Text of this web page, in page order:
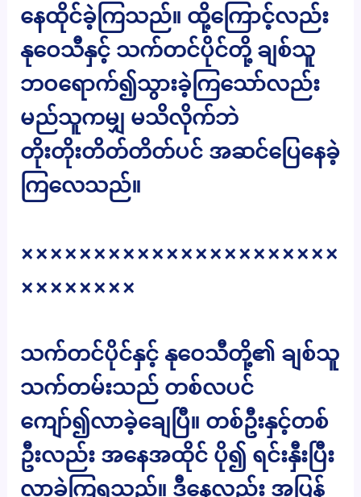
နေထိုင်ခဲ့ကြသည်။ ထို့ကြောင့်လည်း
နုဝေသီနှင့် သက်တင်ပိုင်တို့ ချစ်သူ
ဘဝရောက်၍သွားခဲ့ကြသော်လည်း
မည်သူကမျှ မသိလိုက်ဘဲ
တိုးတိုးတိတ်တိတ်ပင် အဆင်ပြေနေခဲ့
ကြလေသည်။
××××××××××××××××××××××
××××××××
သက်တင်ပိုင်နှင့် နုဝေသီတို့၏ ချစ်သူ
သက်တမ်းသည် တစ်လပင်
ကျော်၍လာခဲ့ချေပြီ။ တစ်ဦးနှင့်တစ်
ဦးလည်း အနေအထိုင် ပို၍ ရင်းနှီးပြီး
လာခဲ့ကြရသည်။ ဒီနေ့လည်း အပြန်